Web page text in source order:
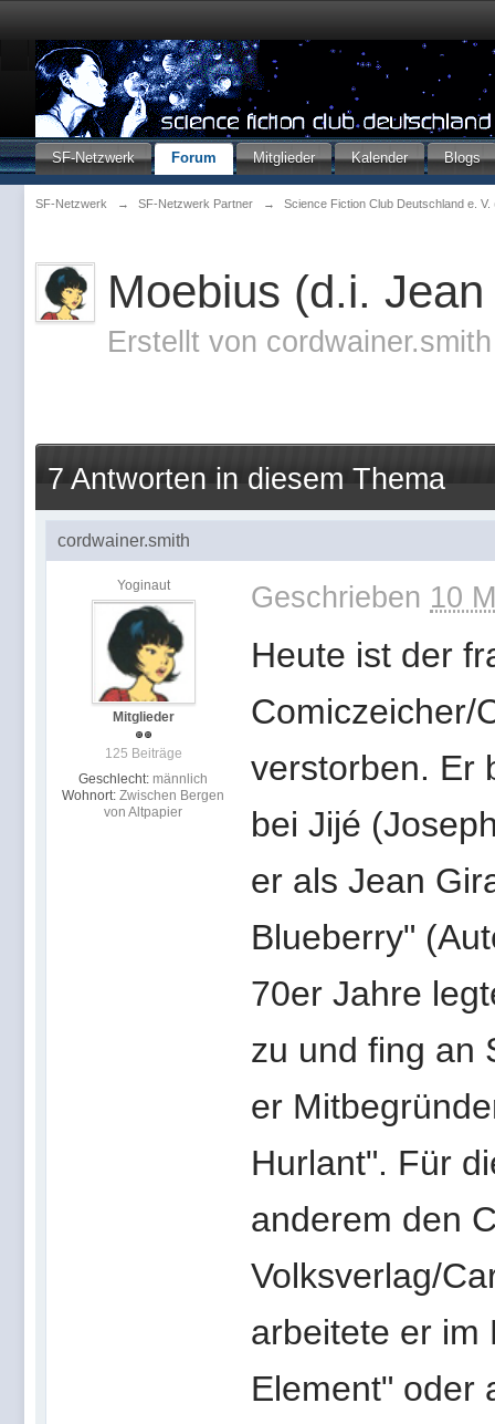
SF-Netzwerk Forum Mitglieder Kalender Blogs
SF-Netzwerk → SF-Netzwerk Partner → Science Fiction Club Deutschland e. V.
Moebius (d.i.
Erstellt von
7 Antworten in diesem Thema
cordwainer.smith
Yoginaut
Mitglieder
125 Beiträge
Geschlecht: männlich
Wohnort: Zwischen Bergen
von Altpapier
Geschrieben 10
Heute ist der
Comiczeicher/
verstorben. Er
bei Jijé
er als Jean
Blueberry"
70er Jahre
zu und fing an
er
Hurlant". Für
anderem den
Volksverlag/
arbeitete er im
Element" oder